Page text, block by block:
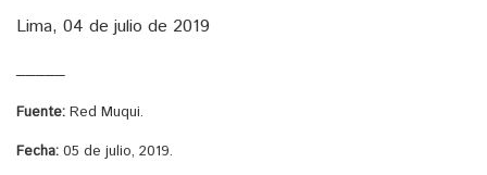
Lima, 04 de julio de 2019
Fuente: Red Muqui.
Fecha: 05 de julio, 2019.